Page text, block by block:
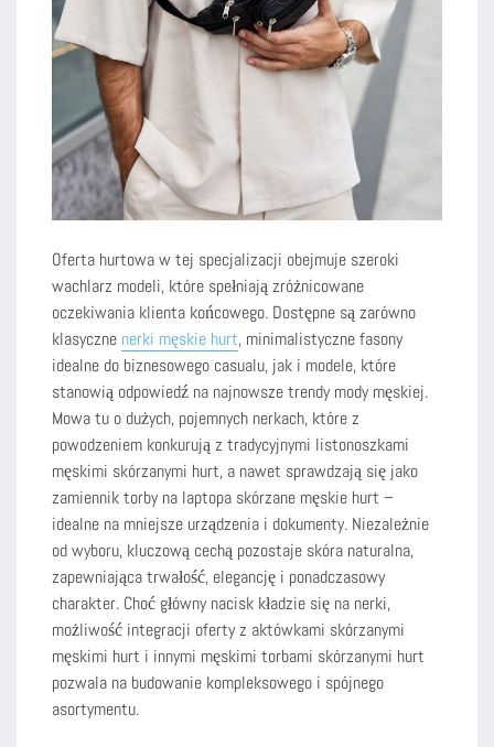
Oferta hurtowa w tej specjalizacji obejmuje szeroki
wachlarz modeli, które spełniają zróżnicowane
oczekiwania klienta końcowego. Dostępne są zarówno
klasyczne nerki męskie hurt, minimalistyczne fasony
idealne do biznesowego casualu, jak i modele, które
stanowią odpowiedź na najnowsze trendy mody męskiej.
Mowa tu o dużych, pojemnych nerkach, które z
powodzeniem konkurują z tradycyjnymi listonoszkami
męskimi skórzanymi hurt, a nawet sprawdzają się jako
zamiennik torby na laptopa skórzane męskie hurt –
idealne na mniejsze urządzenia i dokumenty. Niezależnie
od wyboru, kluczową cechą pozostaje skóra naturalna,
zapewniająca trwałość, elegancję i ponadczasowy
charakter. Choć główny nacisk kładzie się na nerki,
możliwość integracji oferty z aktówkami skórzanymi
męskimi hurt i innymi męskimi torbami skórzanymi hurt
pozwala na budowanie kompleksowego i spójnego
asortymentu.